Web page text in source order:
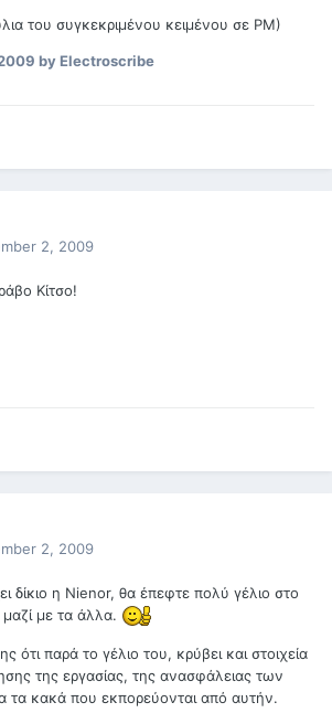
του συγκεκριμένου κειμένου σε ΡΜ)
by Electroscribe
2, 2009
Κίτσο!
2, 2009
δίκιο η Nienor, θα έπεφτε πολύ γέλιο στο
με τα άλλα.
ότι παρά το γέλιο του, κρύβει και στοιχεία
της εργασίας, της ανασφάλειας των
τα κακά που εκπορεύονται από αυτήν.